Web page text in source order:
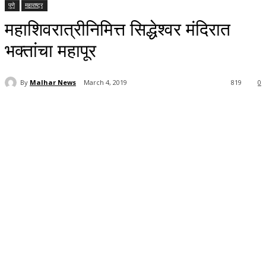
पुणे महाराष्ट्र
महाशिवरात्रीनिमित्त सिद्धेश्वर मंदिरात
भक्तांचा महापूर
By Malhar News March 4, 2019 0
819